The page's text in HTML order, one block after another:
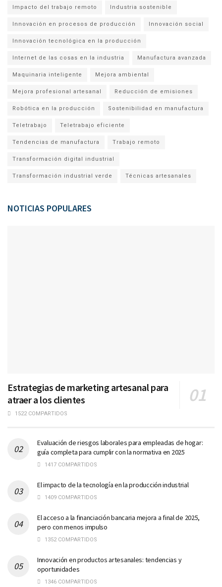
Impacto del trabajo remoto Industria sostenible
Innovación en procesos de producción Innovación social
Innovación tecnológica en la producción
Internet de las cosas en la industria Manufactura avanzada
Maquinaria inteligente Mejora ambiental
Mejora profesional artesanal Reducción de emisiones
Robótica en la producción Sostenibilidad en manufactura
Teletrabajo Teletrabajo eficiente
Tendencias de manufactura Trabajo remoto
Transformación digital industrial
Transformación industrial verde Técnicas artesanales
NOTICIAS POPULARES
Estrategias de marketing artesanal para
atraer a los clientes
1522 COMPARTIDOS
Evaluación de riesgos laborales para empleadas de hogar:
guía completa para cumplir con la normativa en 2025
1417 COMPARTIDOS
El impacto de la tecnología en la producción industrial
1409 COMPARTIDOS
El acceso a la financiación bancaria mejora a final de 2025,
pero con menos impulso
1352 COMPARTIDOS
Innovación en productos artesanales: tendencias y
oportunidades
1346 COMPARTIDOS